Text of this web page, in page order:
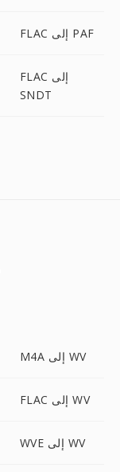
FLAC إلى PAF
FLAC إلى
SNDT
M4A إلى WV
FLAC إلى WV
WVE إلى WV